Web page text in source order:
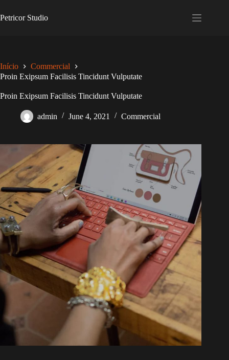
to
content
Petricor Studio
Início
Commercial
Proin Exipsum Facilisis Tincidunt Vulputate
Proin Exipsum Facilisis Tincidunt Vulputate
admin June 4, 2021 Commercial